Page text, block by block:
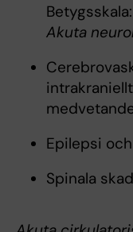
Akuta
Epilepsi
Spinala